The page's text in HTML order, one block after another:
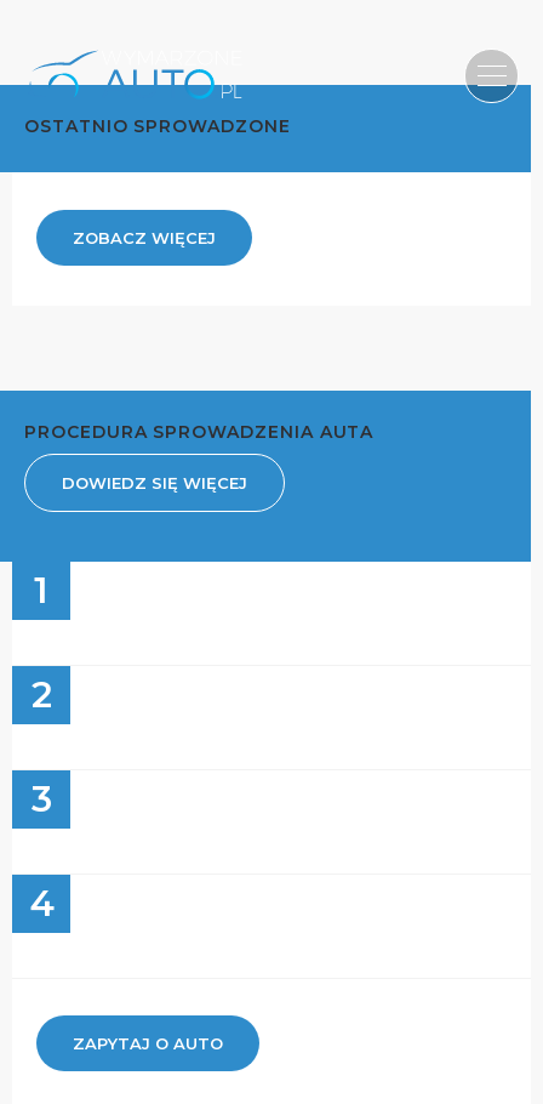
OSTATNIO SPROWADZONE
ZOBACZ WIĘCEJ
PROCEDURA SPROWADZENIA AUTA
DOWIEDZ SIĘ WIĘCEJ
1
2
3
4
ZAPYTAJ O AUTO